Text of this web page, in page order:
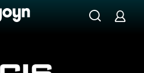
Schwiegermuttertag